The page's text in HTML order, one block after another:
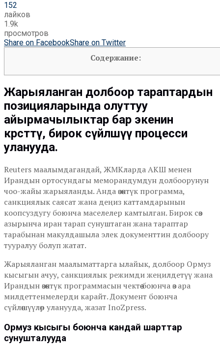
152
лайков
1.9k
просмотров
Share on FacebookShare on Twitter
Содержание:
Жарыяланган долбоор тараптардын
позицияларында олуттуу
айырмачылыктар бар экенин
көрсөттү, бирок сүйлөшүү процесси
уланууда.
Reuters маалымдагандай, ЖМКларда АКШ менен
Ирандын ортосундагы меморандумдун долбоорунун
чоо-жайы жарыяланды. Анда өзөктүк программа,
санкциялык саясат жана деңиз каттамдарынын
коопсуздугу боюнча маселелер камтылган. Бирок сөз
азырынча иран тарап сунуштаган жана тараптар
тарабынан макулдашыла элек документтин долбоору
тууралуу болуп жатат.
Жарыяланган маалыматтарга ылайык, долбоор Ормуз
кысыгын ачуу, санкциялык режимди жеңилдетүү жана
Ирандын өзөктүк программасын чектөө боюнча өз ара
милдеттенмелерди карайт. Документ боюнча
сүйлөшүүлөр уланууда, жазат InoZpress.
Ормуз кысыгы боюнча кандай шарттар
сунушталууда